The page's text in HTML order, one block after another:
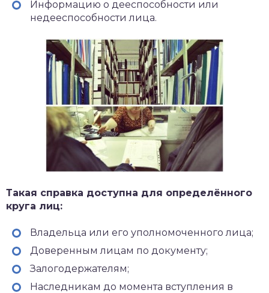
Информацию о дееспособности или
недееспособности лица.
Такая справка доступна для определённого
круга лиц:
Владельца или его уполномоченного лица;
Доверенным лицам по документу;
Залогодержателям;
Наследникам до момента вступления в